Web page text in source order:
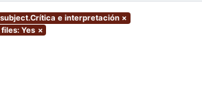
e interpretación ×
files: Yes ×